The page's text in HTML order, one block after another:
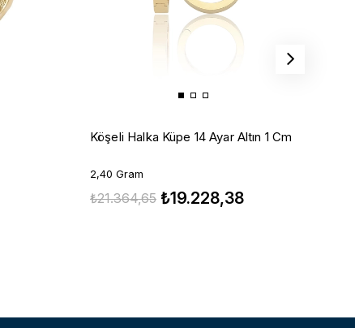
Köşeli Halka Küpe 14 Ayar Altın 1 Cm
2,40 Gram
₺19.228,38
₺21.364,65